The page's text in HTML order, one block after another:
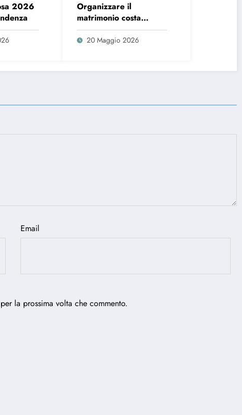
2026
Organizzare il
matrimonio costa
sempre di più, ecco i
dati del 2026
20 Maggio 2026
Email
la prossima volta che commento.